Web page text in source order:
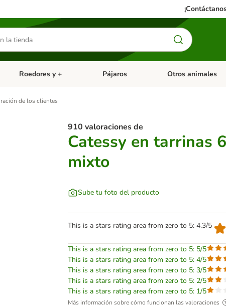
Dieta Vet.
Menú de categoria abierto: Antiparasitarios
Roedores y + Menú de categoria abierto: Roedores y +
Pájaros Menú de categoria
Otros animales
de los clientes
910 valoraciones de
Catessy en tarrinas
mixto
Sube tu foto del producto
This is a stars rating area from zero to 5: 4.3/5
This is a stars rating area from zero to 5: 5/5
This is a stars rating area from zero to 5: 4/5
This is a stars rating area from zero to 5: 3/5
This is a stars rating area from zero to 5: 2/5
This is a stars rating area from zero to 5: 1/5
Más información sobre cómo funcionan las valoraciones